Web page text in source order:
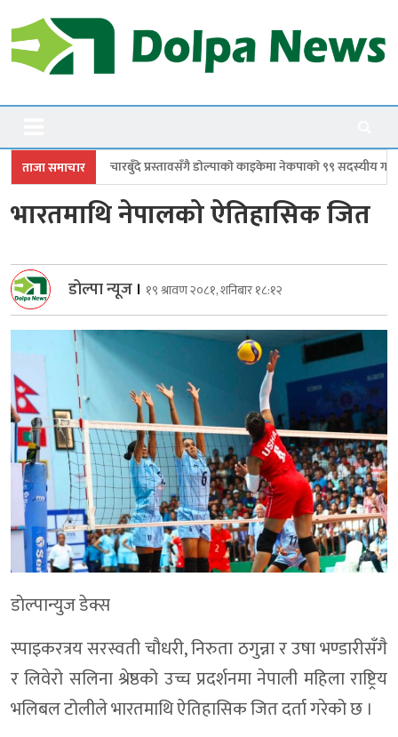
to
content
Dolpanews
ताजा समाचारडाेल्पाकाे काइकेमा नेकपाकाे ९९ सदस्यीय गाउँ समिति गठन
भारतमाथि नेपालको ऐतिहासिक जित
डोल्पा न्यूज । १९ श्रावण २०८१, शनिबार १८:१२
डाेल्पान्युज डेक्स
स्पाइकरत्रय सरस्वती चौधरी, निरुता ठगुन्ना र उषा भण्डारीसँगै
र लिवेरो सलिना श्रेष्ठको उच्च प्रदर्शनमा नेपाली महिला राष्ट्रिय
भलिबल टोलीले भारतमाथि ऐतिहासिक जित दर्ता गरेको छ ।